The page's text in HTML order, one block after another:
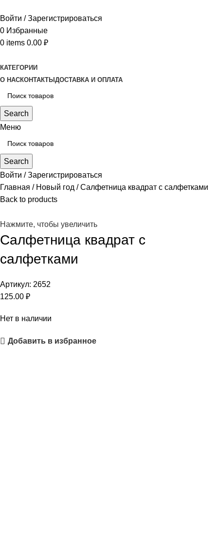
Войти / Зарегистрироваться
0 Избранные
0 items 0.00 ₽
КАТЕГОРИИ
О НАСКОНТАКТЫ ДОСТАВКА И ОПЛАТА
Search
Меню
Search
Войти / Зарегистрироваться
Главная
Новый год
Салфетница квадрат с салфетками
Back to products
Нажмите, чтобы увеличить
Салфетница квадрат с
салфетками
Артикул: 2652
125.00 ₽
Нет в наличии
Добавить в избранное